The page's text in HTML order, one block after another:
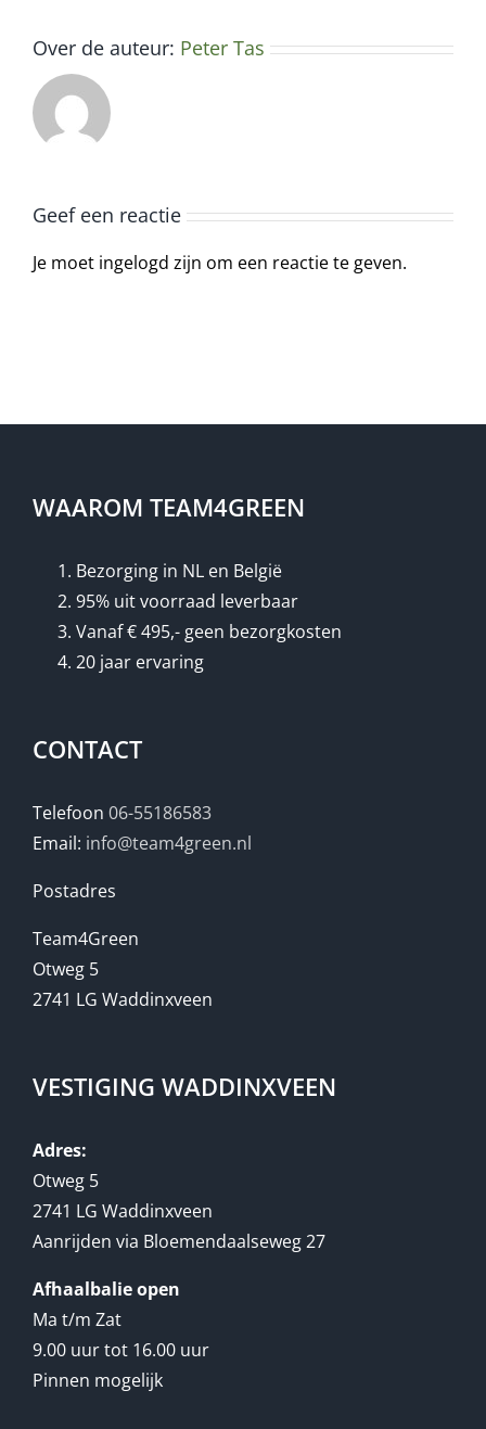
Over de auteur: Peter Tas
Geef een reactie
Je moet ingelogd zijn om een reactie te geven.
WAAROM TEAM4GREEN
Bezorging in NL en België
95% uit voorraad leverbaar
Vanaf € 495,- geen bezorgkosten
20 jaar ervaring
CONTACT
Telefoon 06-55186583
Email: info@team4green.nl
Postadres
Team4Green
Otweg 5
2741 LG Waddinxveen
VESTIGING WADDINXVEEN
Adres:
Otweg 5
2741 LG Waddinxveen
Aanrijden via Bloemendaalseweg 27
Afhaalbalie open
Ma t/m Zat
9.00 uur tot 16.00 uur
Pinnen mogelijk